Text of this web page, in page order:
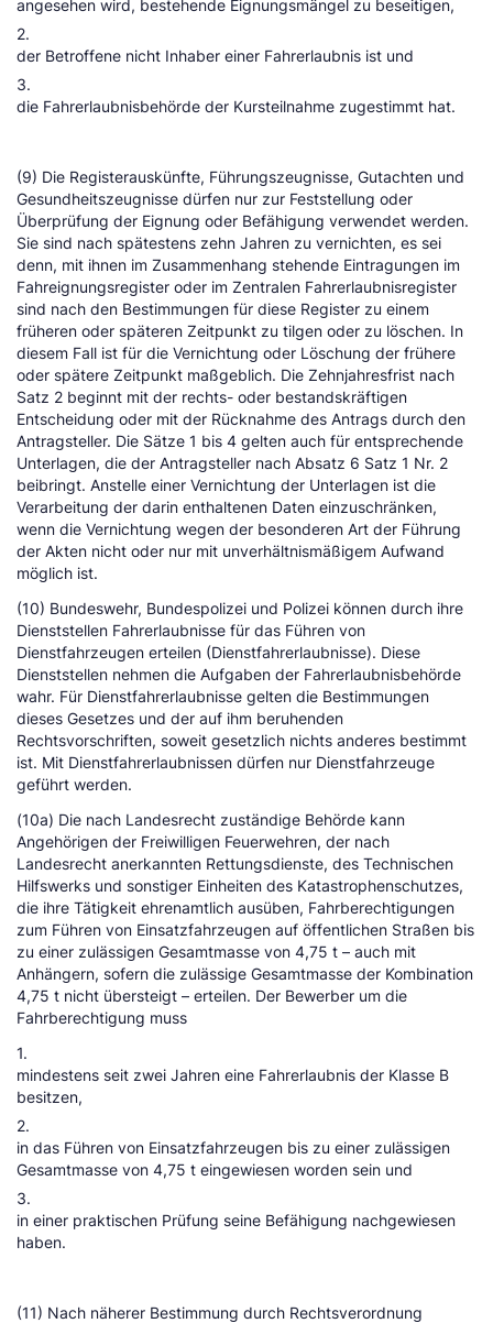
angesehen wird, bestehende Eignungsmängel zu beseitigen,
2.
der Betroffene nicht Inhaber einer Fahrerlaubnis ist und
3.
die Fahrerlaubnisbehörde der Kursteilnahme zugestimmt hat.
(9) Die Registerauskünfte, Führungszeugnisse, Gutachten und
Gesundheitszeugnisse dürfen nur zur Feststellung oder
Überprüfung der Eignung oder Befähigung verwendet werden.
Sie sind nach spätestens zehn Jahren zu vernichten, es sei
denn, mit ihnen im Zusammenhang stehende Eintragungen im
Fahreignungsregister oder im Zentralen Fahrerlaubnisregister
sind nach den Bestimmungen für diese Register zu einem
früheren oder späteren Zeitpunkt zu tilgen oder zu löschen. In
diesem Fall ist für die Vernichtung oder Löschung der frühere
oder spätere Zeitpunkt maßgeblich. Die Zehnjahresfrist nach
Satz 2 beginnt mit der rechts- oder bestandskräftigen
Entscheidung oder mit der Rücknahme des Antrags durch den
Antragsteller. Die Sätze 1 bis 4 gelten auch für entsprechende
Unterlagen, die der Antragsteller nach Absatz 6 Satz 1 Nr. 2
beibringt. Anstelle einer Vernichtung der Unterlagen ist die
Verarbeitung der darin enthaltenen Daten einzuschränken,
wenn die Vernichtung wegen der besonderen Art der Führung
der Akten nicht oder nur mit unverhältnismäßigem Aufwand
möglich ist.
(10) Bundeswehr, Bundespolizei und Polizei können durch ihre
Dienststellen Fahrerlaubnisse für das Führen von
Dienstfahrzeugen erteilen (Dienstfahrerlaubnisse). Diese
Dienststellen nehmen die Aufgaben der Fahrerlaubnisbehörde
wahr. Für Dienstfahrerlaubnisse gelten die Bestimmungen
dieses Gesetzes und der auf ihm beruhenden
Rechtsvorschriften, soweit gesetzlich nichts anderes bestimmt
ist. Mit Dienstfahrerlaubnissen dürfen nur Dienstfahrzeuge
geführt werden.
(10a) Die nach Landesrecht zuständige Behörde kann
Angehörigen der Freiwilligen Feuerwehren, der nach
Landesrecht anerkannten Rettungsdienste, des Technischen
Hilfswerks und sonstiger Einheiten des Katastrophenschutzes,
die ihre Tätigkeit ehrenamtlich ausüben, Fahrberechtigungen
zum Führen von Einsatzfahrzeugen auf öffentlichen Straßen bis
zu einer zulässigen Gesamtmasse von 4,75 t – auch mit
Anhängern, sofern die zulässige Gesamtmasse der Kombination
4,75 t nicht übersteigt – erteilen. Der Bewerber um die
Fahrberechtigung muss
1.
mindestens seit zwei Jahren eine Fahrerlaubnis der Klasse B
besitzen,
2.
in das Führen von Einsatzfahrzeugen bis zu einer zulässigen
Gesamtmasse von 4,75 t eingewiesen worden sein und
3.
in einer praktischen Prüfung seine Befähigung nachgewiesen
haben.
(11) Nach näherer Bestimmung durch Rechtsverordnung